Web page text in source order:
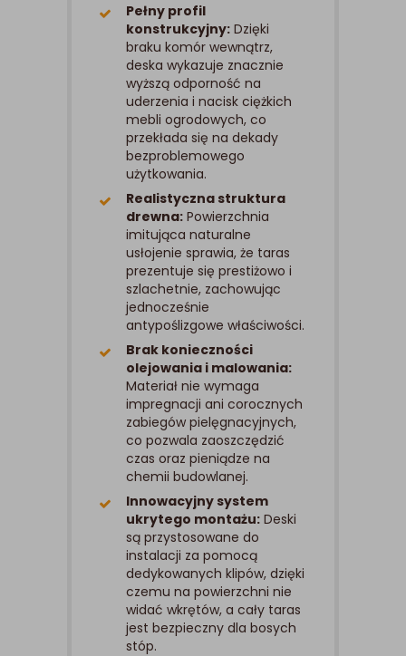
Pełny profil
konstrukcyjny: Dzięki
braku komór wewnątrz,
deska wykazuje znacznie
wyższą odporność na
uderzenia i nacisk ciężkich
mebli ogrodowych, co
przekłada się na dekady
bezproblemowego
użytkowania.
Realistyczna struktura
drewna: Powierzchnia
imitująca naturalne
usłojenie sprawia, że taras
prezentuje się prestiżowo i
szlachetnie, zachowując
jednocześnie
antypoślizgowe właściwości.
Brak konieczności
olejowania i malowania:
Materiał nie wymaga
impregnacji ani corocznych
zabiegów pielęgnacyjnych,
co pozwala zaoszczędzić
czas oraz pieniądze na
chemii budowlanej.
Innowacyjny system
ukrytego montażu: Deski
są przystosowane do
instalacji za pomocą
dedykowanych klipów, dzięki
czemu na powierzchni nie
widać wkrętów, a cały taras
jest bezpieczny dla bosych
stóp.